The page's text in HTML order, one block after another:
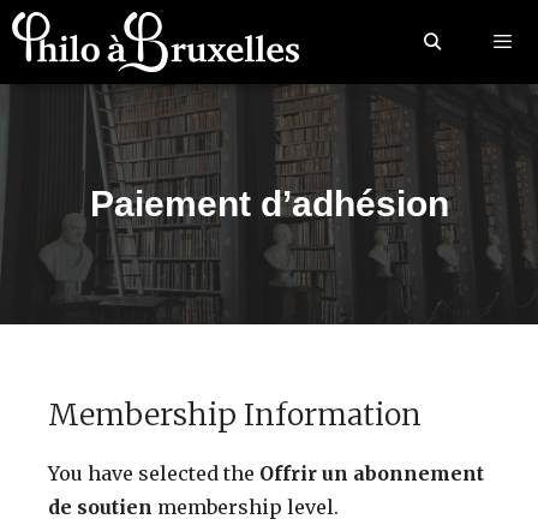
Paiement d’adhésion
Membership Information
You have selected the Offrir un abonnement
de soutien membership level.